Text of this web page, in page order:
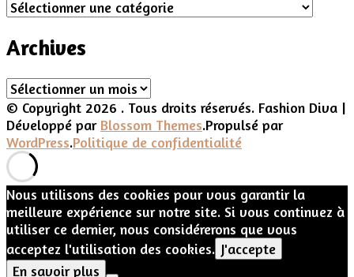
Catégories
Archives
Archives
© Copyright 2026 . Tous droits réservés. Fashion Diva |
Développé par Blossom Themes.Propulsé par
WordPress.Politique de confidentialité
Nous utilisons des cookies pour vous garantir la
meilleure expérience sur notre site. Si vous continuez à
utiliser ce dernier, nous considérerons que vous
acceptez l'utilisation des cookies. J'accepte
En savoir plus